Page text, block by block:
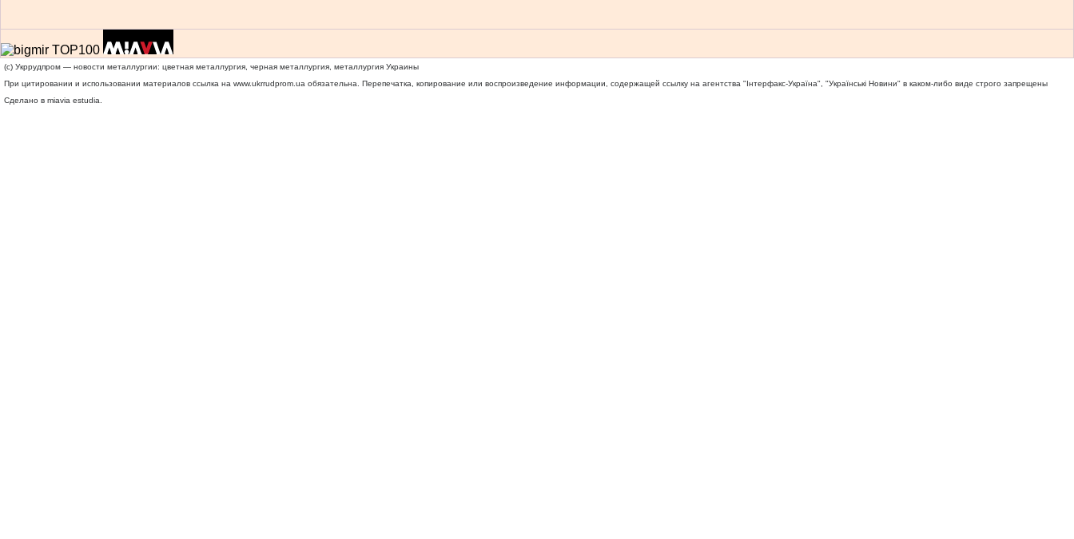
(c) Укррудпром — новости металлургии: цветная металлургия, черная металлургия, металлургия Украины
При цитировании и использовании материалов ссылка на www.ukrrudprom.ua обязательна. Перепечатка, копирование или воспроизведение информации, содержащей ссылку на агентства "Iнтерфакс-Україна", "Українськi Новини" в каком-либо виде строго запрещены
Сделано в miavia estudia.